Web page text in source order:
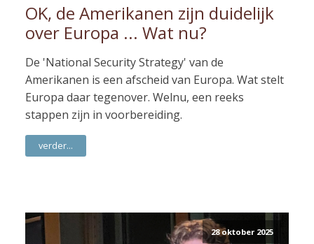
OK, de Amerikanen zijn duidelijk
over Europa ... Wat nu?
De 'National Security Strategy' van de
Amerikanen is een afscheid van Europa. Wat stelt
Europa daar tegenover. Welnu, een reeks
stappen zijn in voorbereiding.
verder...
28 oktober 2025